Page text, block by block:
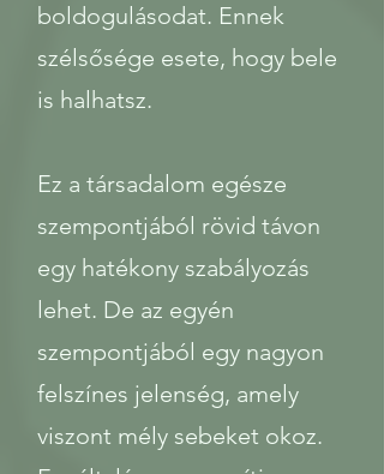
boldogulásodat. Ennek
szélsősége esete, hogy bele
is halhatsz.
Ez a társadalom egésze
szempontjából rövid távon
egy hatékony szabályozás
lehet. De az egyén
szempontjából egy nagyon
felszínes jelenség, amely
viszont mély sebeket okoz.